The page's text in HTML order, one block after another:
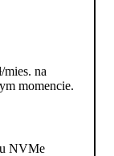
mies. na
momencie.
NVMe